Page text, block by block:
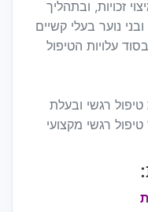
זכויות, ובתהליך
נוער בעלי קשיים
עלויות הטיפול
רגשי ובעלת
רגשי מקצועי